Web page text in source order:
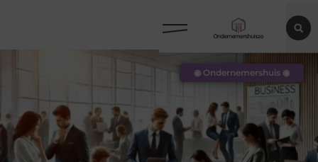
◉ Ondernemershuis ◉